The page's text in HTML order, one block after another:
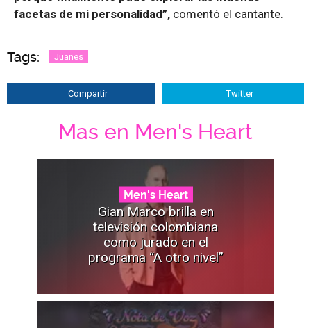
facetas de mi personalidad”, comentó el cantante.
Tags: Juanes
Compartir Twitter
Mas en Men's Heart
Men's Heart
Gian Marco brilla en
televisión colombiana
como jurado en el
programa “A otro nivel”